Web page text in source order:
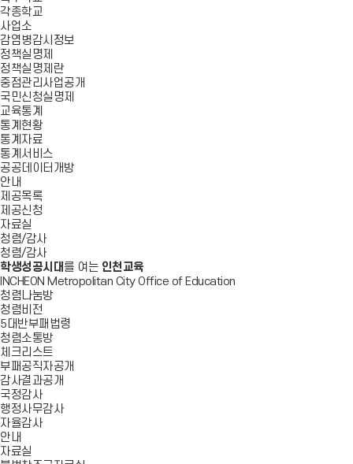
각종학교
사업소
감염병감시정보
정책실명제
정책실명제란
중점관리사업공개
국민신청실명제
교육통계
통계현황
통계자료
통계서비스
공공데이터개방
안내
제공목록
제공신청
자료실
청렴/감사
청렴/감사
학생성공시대 를 여는 인천교육
INCHEON Metropolitan City Office of Education
청렴나눔방
청렴비전
5대반부패법령
청렴소통방
체크리스트
부패공직자공개
감사결과공개
국정감사
행정사무감사
자율감사
안내
자료실